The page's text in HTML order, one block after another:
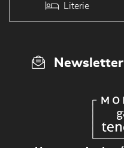
Literie
Newsletter